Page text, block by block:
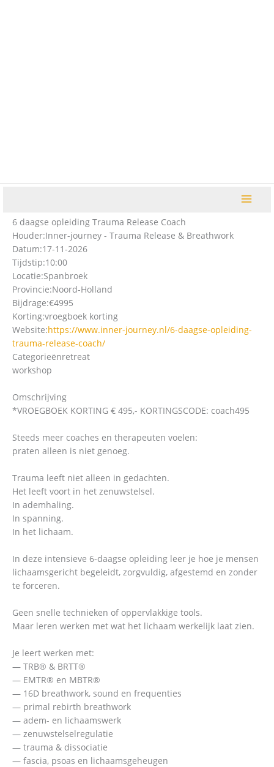
6 daagse opleiding Trauma Release Coach
Houder:Inner-journey - Trauma Release & Breathwork
Datum:17-11-2026
Tijdstip:10:00
Locatie:Spanbroek
Provincie:Noord-Holland
Bijdrage:€4995
Korting:vroegboek korting
Website:https://www.inner-journey.nl/6-daagse-opleiding-
trauma-release-coach/
Categorieënretreat
workshop
Omschrijving
*VROEGBOEK KORTING € 495,- KORTINGSCODE: coach495
Steeds meer coaches en therapeuten voelen:
praten alleen is niet genoeg.
Trauma leeft niet alleen in gedachten.
Het leeft voort in het zenuwstelsel.
In ademhaling.
In spanning.
In het lichaam.
In deze intensieve 6-daagse opleiding leer je hoe je mensen
lichaamsgericht begeleidt, zorgvuldig, afgestemd en zonder
te forceren.
Geen snelle technieken of oppervlakkige tools.
Maar leren werken met wat het lichaam werkelijk laat zien.
Je leert werken met:
— TRB® & BRTT®
— EMTR® en MBTR®
— 16D breathwork, sound en frequenties
— primal rebirth breathwork
— adem- en lichaamswerk
— zenuwstelselregulatie
— trauma & dissociatie
— fascia, psoas en lichaamsgeheugen